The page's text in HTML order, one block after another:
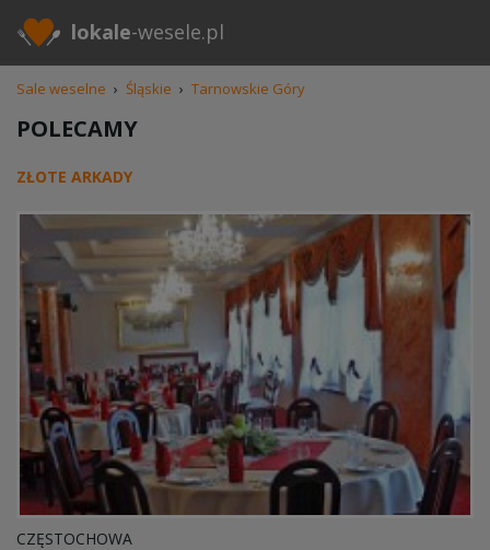
lokale-wesele.pl
Sale weselne › Śląskie › Tarnowskie Góry
POLECAMY
ZŁOTE ARKADY
CZĘSTOCHOWA